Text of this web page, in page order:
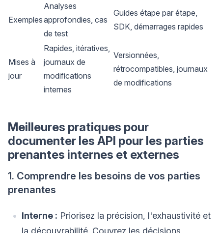
Exemples
Analyses
approfondies, cas
de test
Guides étape par étape,
SDK, démarrages rapides
Mises à
jour
Rapides, itératives,
journaux de
modifications
internes
Versionnées,
rétrocompatibles, journaux
de modifications
Meilleures pratiques pour
documenter les API pour les parties
prenantes internes et externes
1. Comprendre les besoins de vos parties
prenantes
Interne : Priorisez la précision, l'exhaustivité et
la découvrabilité. Couvrez les décisions